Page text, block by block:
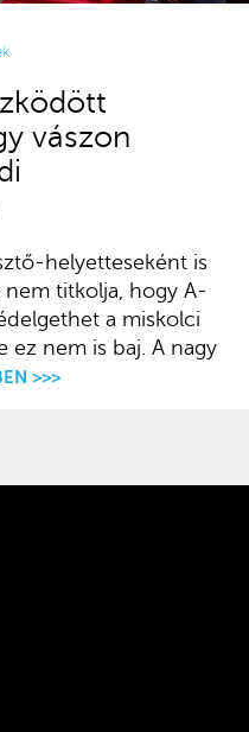
vászon
helyetteseként is
titkolja, hogy A-
a miskolci
ez nem is baj. A nagy
>>>